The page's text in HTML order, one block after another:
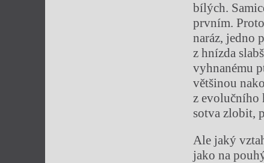
bílých.
prvním.
naráz, jedno
z hnízda
vyhnanému
většinou
z evolučního
sotva zlobit,
Ale jaký
jako na